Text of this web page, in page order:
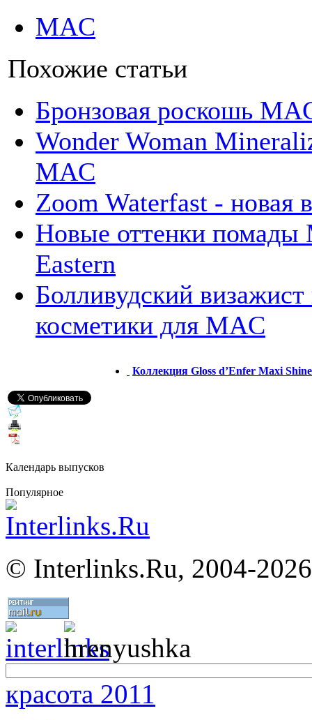
MAC
Похожие статьи
Бронзовая роскошь
Wonder Woman
MAC
Zoom Waterfast - новая
Новые оттенки помады
Eastern
Болливудский
косметики для MAС
Коллекция Gloss d’Enfer Maxi
Календарь выпусков
Популярное
© Interlinks.Ru, 2004-2026
красота 2011